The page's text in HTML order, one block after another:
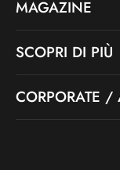
MAGAZINE
SCOPRI DI PIÙ
CORPORATE /